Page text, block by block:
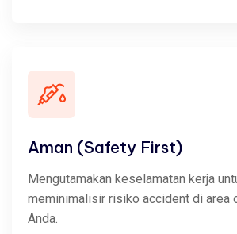
Aman (Safety First)
Mengutamakan keselamatan kerja
meminimalisir risiko accident di area
Anda.